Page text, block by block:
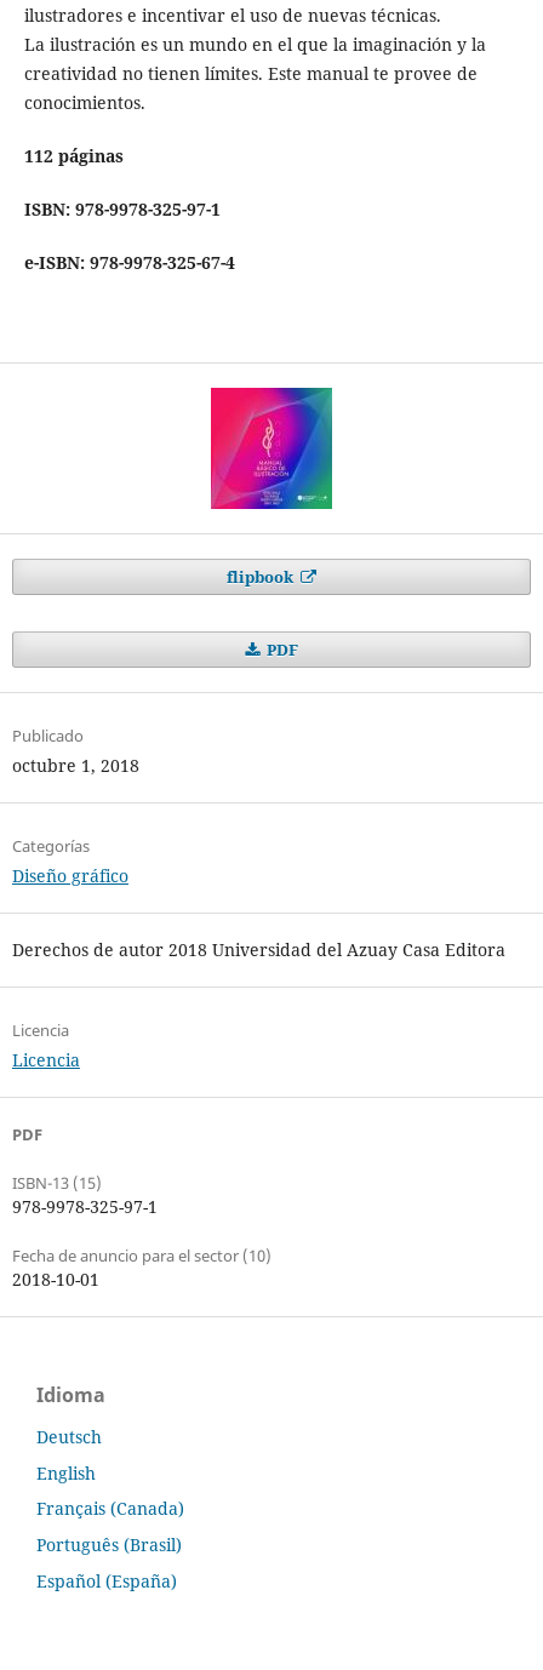
ilustradores e incentivar el uso de nuevas técnicas.
La ilustración es un mundo en el que la imaginación y la
creatividad no tienen límites. Este manual te provee de
conocimientos.
112 páginas
ISBN: 978-9978-325-97-1
e-ISBN: 978-9978-325-67-4
flipbook
PDF
Publicado
octubre 1, 2018
Categorías
Diseño gráfico
Derechos de autor 2018 Universidad del Azuay Casa Editora
Licencia
Licencia
PDF
ISBN-13 (15)
978-9978-325-97-1
Fecha de anuncio para el sector (10)
2018-10-01
Idioma
Deutsch
English
Français (Canada)
Português (Brasil)
Español (España)